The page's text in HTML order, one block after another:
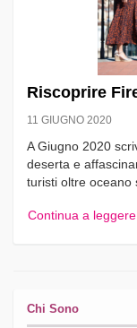
Riscoprire
11 GIUGNO 2020
A Giugno 2020
deserta e
turisti oltre oceano
Continua a leggere
Chi Sono